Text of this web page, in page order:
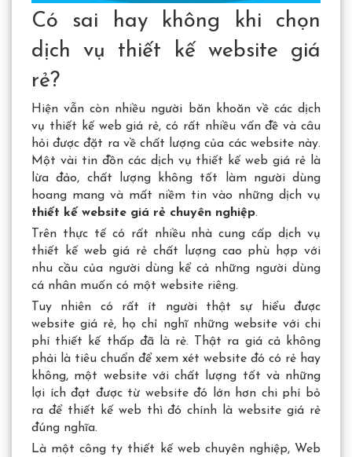
Có sai hay không khi chọn
dịch vụ thiết kế website giá
rẻ?
Hiện vẫn còn nhiều người băn khoăn về các dịch
vụ thiết kế web giá rẻ, có rất nhiều vấn đề và câu
hỏi được đặt ra về chất lượng của các website này.
Một vài tin đồn các dịch vụ thiết kế web giá rẻ là
lừa đảo, chất lượng không tốt làm người dùng
hoang mang và mất niềm tin vào những dịch vụ
thiết kế website giá rẻ chuyên nghiệp.
Trên thực tế có rất nhiều nhà cung cấp dịch vụ
thiết kế web giá rẻ chất lượng cao phù hợp với
nhu cầu của người dùng kể cả những người dùng
cá nhân muốn có một website riêng.
Tuy nhiên có rất ít người thật sự hiểu được
website giá rẻ, họ chỉ nghĩ những website với chi
phí thiết kế thấp đã là rẻ. Thật ra giá cả không
phải là tiêu chuẩn để xem xét website đó có rẻ hay
không, một website với chất lượng tốt và những
lợi ích đạt được từ website đó lớn hơn chi phí bỏ
ra để thiết kế web thì đó chính là website giá rẻ
đúng nghĩa.
Là một công ty thiết kế web chuyên nghiệp, Web